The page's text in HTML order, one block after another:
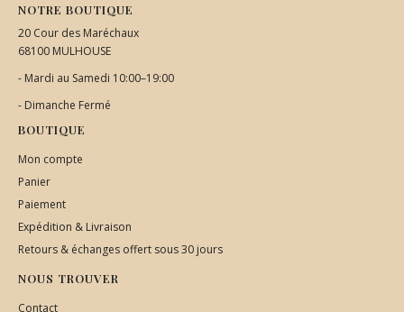
NOTRE BOUTIQUE
20 Cour des Maréchaux
68100 MULHOUSE
- Mardi au Samedi 10:00–19:00
- Dimanche Fermé
BOUTIQUE
Mon compte
Panier
Paiement
Expédition & Livraison
Retours & échanges offert sous 30 jours
NOUS TROUVER
Contact